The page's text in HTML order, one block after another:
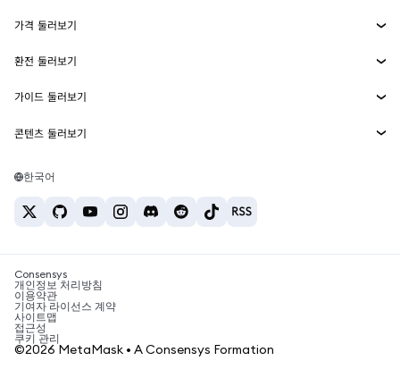
MetaMask Connect
Snaps
웹3 서비스
보안
고객 지원
채용
가격 둘러보기
이더리움 가격
솔라나 가격
테더 가격
환전 둘러보기
ETH를 USD로 환전
USDT를 INR로 환전
BTC를 INR로 환전
ETH를 USDT로 환전
가이드 둘러보기
ETH 매수
USDT 매수
SHIB 매수
BNB 매수
콘텐츠 둘러보기
솔라나 지갑
암호화폐 세금 뉴스
암호화폐 매수 방법
비트코인 매도 방법
한국어
Consensys
개인정보 처리방침
이용약관
기여자 라이선스 계약
사이트맵
접근성
쿠키 관리
©2026 MetaMask • A Consensys Formation